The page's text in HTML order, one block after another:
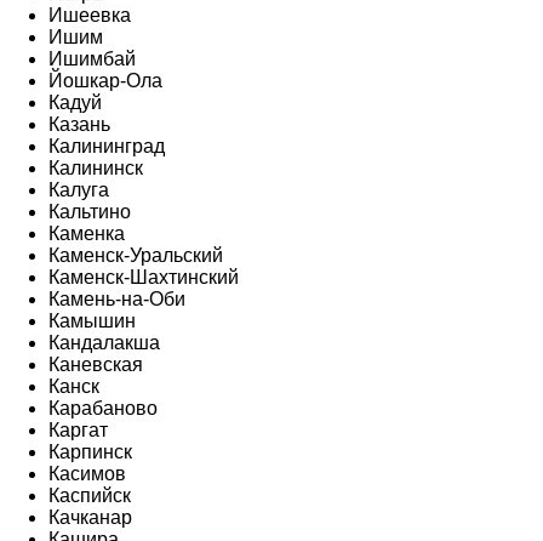
Ишеевка
Ишим
Ишимбай
Йошкар-Ола
Кадуй
Казань
Калининград
Калининск
Калуга
Кальтино
Каменка
Каменск-Уральский
Каменск-Шахтинский
Камень-на-Оби
Камышин
Кандалакша
Каневская
Канск
Карабаново
Каргат
Карпинск
Касимов
Каспийск
Качканар